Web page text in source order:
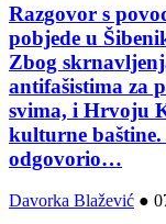
Razgovor s
pobjede u
Zbog
antifašistima za
svima, i Hrvoju
kulturne
odgovorio…
Davorka Blažević ●